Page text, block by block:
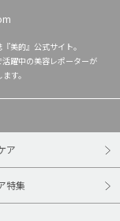
美的』公式サイト。
躍中の美容レポーターが
す。
ア
特集